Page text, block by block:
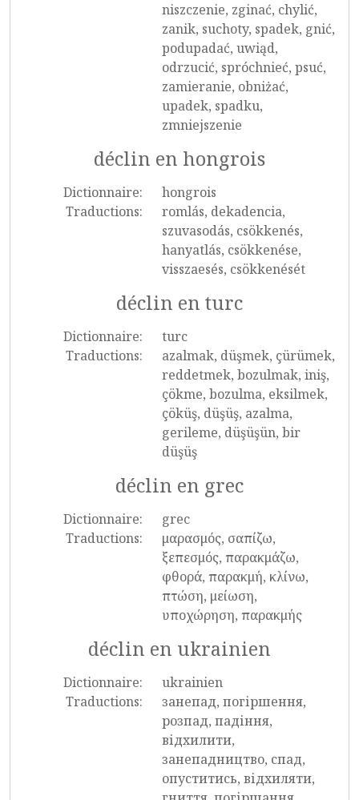
niszczenie, zginać, chylić,
zanik, suchoty, spadek, gnić,
podupadać, uwiąd,
odrzucić, spróchnieć, psuć,
zamieranie, obniżać,
upadek, spadku,
zmniejszenie
déclin en hongrois
Dictionnaire:
hongrois
Traductions:
romlás, dekadencia,
szuvasodás, csökkenés,
hanyatlás, csökkenése,
visszaesés, csökkenését
déclin en turc
Dictionnaire:
turc
Traductions:
azalmak, düşmek, çürümek,
reddetmek, bozulmak, iniş,
çökme, bozulma, eksilmek,
çöküş, düşüş, azalma,
gerileme, düşüşün, bir
düşüş
déclin en grec
Dictionnaire:
grec
Traductions:
μαρασμός, σαπίζω,
ξεπεσμός, παρακμάζω,
φθορά, παρακμή, κλίνω,
πτώση, μείωση,
υποχώρηση, παρακμής
déclin en ukrainien
Dictionnaire:
ukrainien
Traductions:
занепад, погіршення,
розпад, падіння,
відхилити,
занепадництво, спад,
опуститись, відхиляти,